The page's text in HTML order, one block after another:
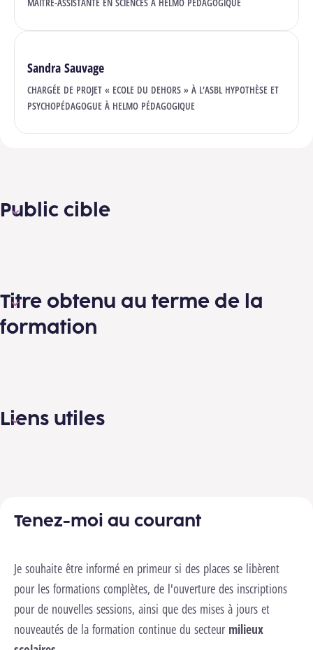
Sandra Sauvage
CHARGÉE DE PROJET « ECOLE DU DEHORS » À L’ASBL HYPOTHÈSE ET
PSYCHOPÉDAGOGUE À HELMO PÉDAGOGIQUE
Public cible
Titre obtenu au terme de la
formation
Liens utiles
Tenez-moi au courant
Je souhaite être informé en primeur si des places se libèrent
pour les formations complètes, de l'ouverture des inscriptions
pour de nouvelles sessions, ainsi que des mises à jours et
nouveautés de la formation continue du secteur milieux